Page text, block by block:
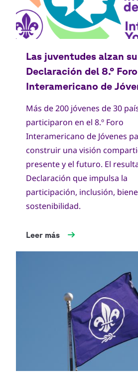
Más de 200 jóvenes de 30
participaron en el 8.º Foro
Interamericano de Jóvenes
construir una visión
presente y el futuro. El
Declaración que impulsa la
participación, inclusión,
sostenibilidad.
Leer más